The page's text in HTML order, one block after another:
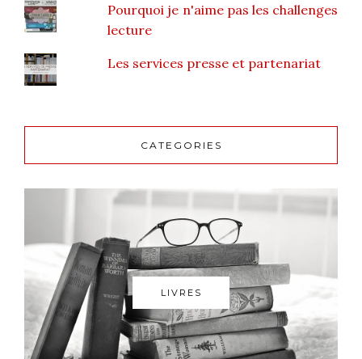
Pourquoi je n'aime pas les challenges
lecture
Les services presse et partenariat
CATEGORIES
LIVRES